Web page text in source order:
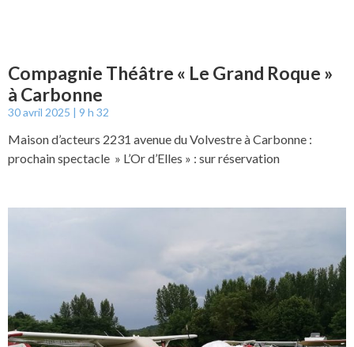
Compagnie Théâtre « Le Grand Roque »
à Carbonne
30 avril 2025 9 h 32
Maison d’acteurs 2231 avenue du Volvestre à Carbonne :
prochain spectacle » L’Or d’Elles » : sur réservation